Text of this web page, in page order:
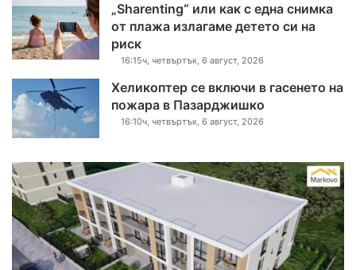
„Sharenting“ или как с една снимка
от плажа излагаме детето си на
риск
16:15ч, четвъртък, 6 август, 2026
Хеликоптер се включи в гасенето на
пожара в Пазарджишко
16:10ч, четвъртък, 6 август, 2026